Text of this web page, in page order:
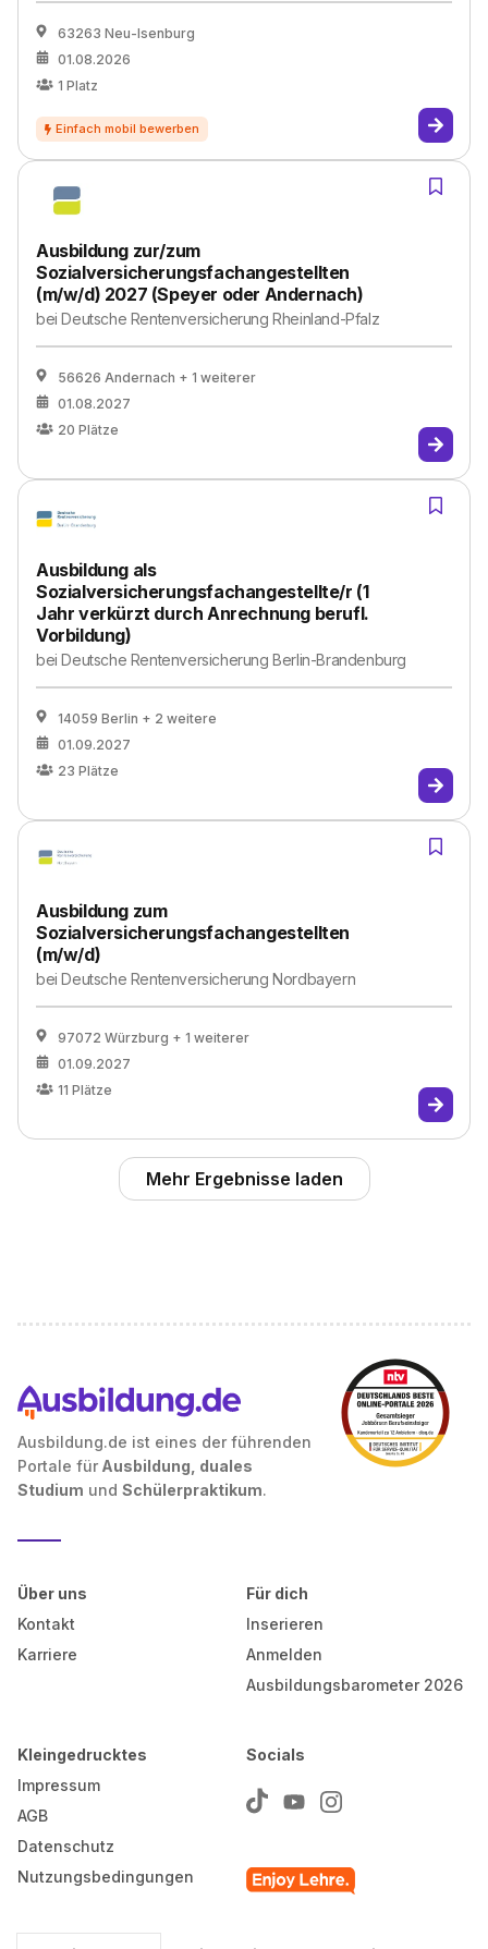
63263 Neu-Isenburg
01.08.2026
1 Platz
Ausbildung zur/zum
Sozialversicherungsfachangestellten
(m/w/d) 2027 (Speyer oder Andernach)
beiDeutsche Rentenversicherung Rheinland-Pfalz
56626 Andernach + 1 weiterer
01.08.2027
20 Plätze
Ausbildung als
Sozialversicherungsfachangestellte/r (1
Jahr verkürzt durch Anrechnung berufl.
Vorbildung)
beiDeutsche Rentenversicherung Berlin-Brandenburg
14059 Berlin + 2 weitere
01.09.2027
23 Plätze
Ausbildung zum
Sozialversicherungsfachangestellten
(m/w/d)
beiDeutsche Rentenversicherung Nordbayern
97072 Würzburg + 1 weiterer
01.09.2027
11 Plätze
Mehr Ergebnisse laden
Ausbildung.de ist eines der führenden
Portale für Ausbildung, duales
Studium und Schülerpraktikum.
Über uns
Kontakt
Karriere
Für dich
Inserieren
Anmelden
Ausbildungsbarometer 2026
Kleingedrucktes
Impressum
AGB
Datenschutz
Nutzungsbedingungen
Socials